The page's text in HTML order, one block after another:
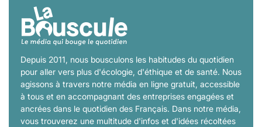
Depuis 2011, nous bousculons les habitudes du quotidien
pour aller vers plus d'écologie, d'éthique et de santé. Nous
agissons à travers notre média en ligne gratuit, accessible
à tous et en accompagnant des entreprises engagées et
ancrées dans le quotidien des Français. Dans notre média,
vous trouverez une multitude d'infos et d'idées récoltées